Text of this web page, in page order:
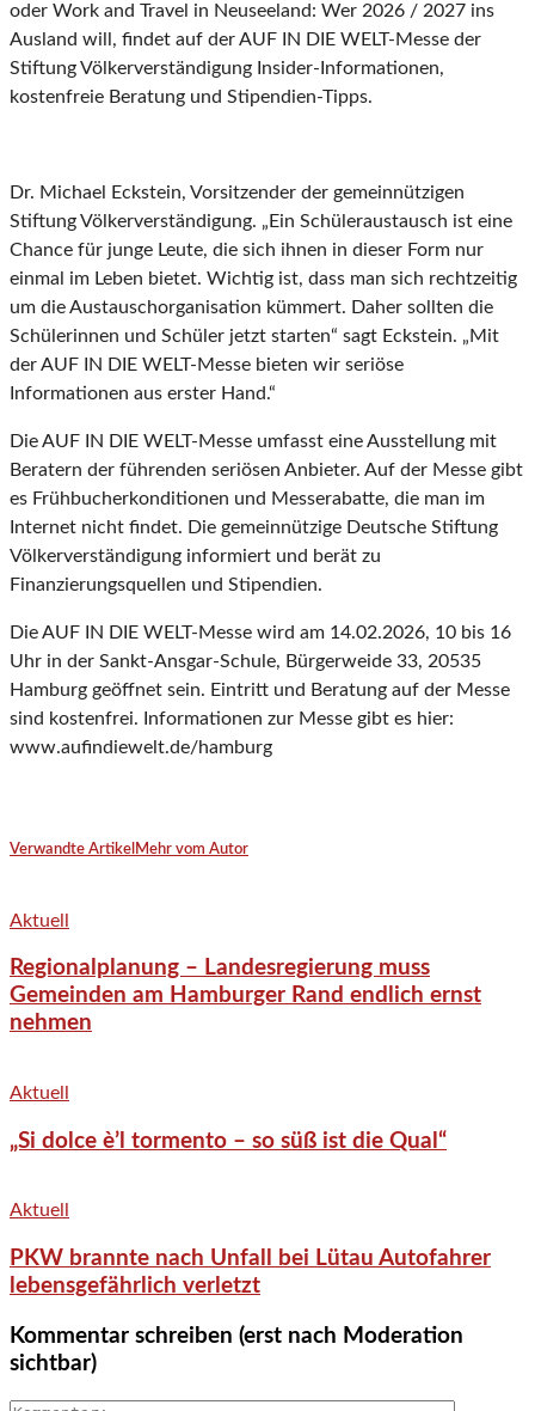
oder Work and Travel in Neuseeland: Wer 2026 / 2027 ins
Ausland will, findet auf der AUF IN DIE WELT-Messe der
Stiftung Völkerverständigung Insider-Informationen,
kostenfreie Beratung und Stipendien-Tipps.
Dr. Michael Eckstein, Vorsitzender der gemeinnützigen
Stiftung Völkerverständigung. „Ein Schüleraustausch ist eine
Chance für junge Leute, die sich ihnen in dieser Form nur
einmal im Leben bietet. Wichtig ist, dass man sich rechtzeitig
um die Austauschorganisation kümmert. Daher sollten die
Schülerinnen und Schüler jetzt starten“ sagt Eckstein. „Mit
der AUF IN DIE WELT-Messe bieten wir seriöse
Informationen aus erster Hand.“
Die AUF IN DIE WELT-Messe umfasst eine Ausstellung mit
Beratern der führenden seriösen Anbieter. Auf der Messe gibt
es Frühbucherkonditionen und Messerabatte, die man im
Internet nicht findet. Die gemeinnützige Deutsche Stiftung
Völkerverständigung informiert und berät zu
Finanzierungsquellen und Stipendien.
Die AUF IN DIE WELT-Messe wird am 14.02.2026, 10 bis 16
Uhr in der Sankt-Ansgar-Schule, Bürgerweide 33, 20535
Hamburg geöffnet sein. Eintritt und Beratung auf der Messe
sind kostenfrei. Informationen zur Messe gibt es hier:
www.aufindiewelt.de/hamburg
Verwandte Artikel Mehr vom Autor
Aktuell
Regionalplanung – Landesregierung muss
Gemeinden am Hamburger Rand endlich ernst
nehmen
Aktuell
„Si dolce è’l tormento – so süß ist die Qual“
Aktuell
PKW brannte nach Unfall bei Lütau Autofahrer
lebensgefährlich verletzt
Kommentar schreiben (erst nach Moderation
sichtbar)